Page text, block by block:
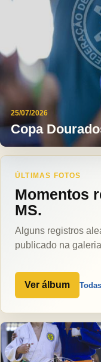
25/07/2026
Copa
ÚLTIMAS FOTOS
Momentos
MS.
Alguns registros
publicado na
Ver álbum